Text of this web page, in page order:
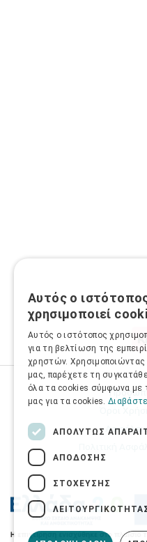
Όροι
Πολιτική
Αυτός ο
χρησιμοποιεί
Αυτός ο ιστότοπος
για τη βελτίωση της
χρηστών. Χρησιμοποιώντας
μας, παρέχετε τη
όλα τα cookies σύμφωνα με
μας για τα cookies.
ΑΠΟΛΎΤΩΣ
ΑΠΌΔΟΣΗΣ
ΣΤΌΧΕΥΣΗΣ